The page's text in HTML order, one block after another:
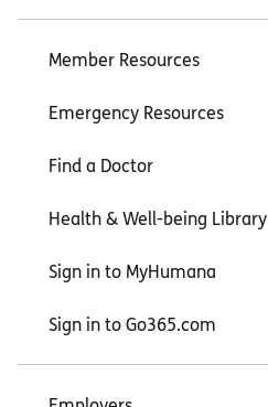
Member Resources
Emergency Resources
Find a Doctor
Health & Well-being Library
Sign in to MyHumana
Sign in to Go365.com